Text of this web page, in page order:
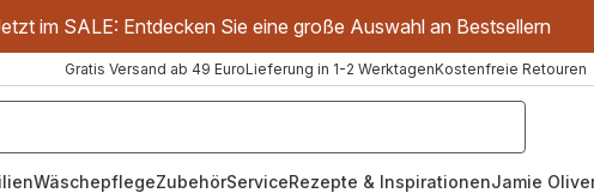
im SALE: Entdecken Sie eine große Auswahl an Bestsellern
Gratis Versand ab 49 EuroLieferung in 1-2 WerktagenKostenfreie Retouren
WäschepflegeZubehörServiceRezepte & InspirationenJamie